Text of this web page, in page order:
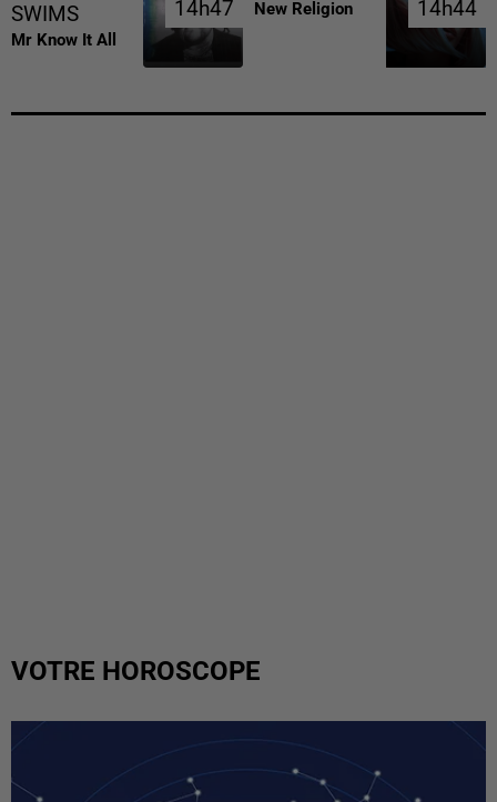
SWIMS
Mr Know It All
14h47
14h47 New Religion 14h44
14h44
VOTRE HOROSCOPE